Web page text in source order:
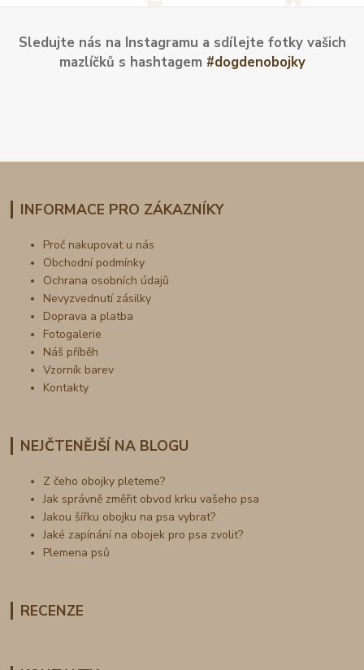
Sledujte nás na Instagramu a sdílejte fotky vašich
mazlíčků s hashtagem #dogdenobojky
INFORMACE PRO ZÁKAZNÍKY
Proč nakupovat u nás
Obchodní podmínky
Ochrana osobních údajů
Nevyzvednutí zásilky
Doprava a platba
Fotogalerie
Náš příběh
Vzorník barev
Kontakty
NEJČTENĚJŠÍ NA BLOGU
Z čeho obojky pleteme?
Jak správně změřit obvod krku vašeho psa
Jakou šířku obojku na psa vybrat?
Jaké zapínání na obojek pro psa zvolit?
Plemena psů
RECENZE